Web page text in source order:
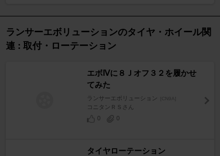
ランサーエボリューションのタイヤ・ホイール関
連 : 取付・ローテーション
エボⅣに８Ｊオフ３２を履かせ
てみた
ランサーエボリューション [CN9A]
コニタンＲＳさん
0
0
タイヤローテーション